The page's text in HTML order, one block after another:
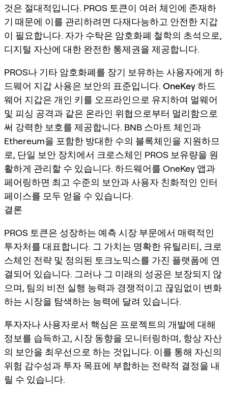
것은 절대적입니다. PROS 토큰이 여러 체인에 존재하
기 때문에 이를 관리하려면 다재다능하고 안전한 지갑
이 필요합니다. 자가 수탁은 암호화폐 철학의 초석으로,
디지털 자산에 대한 완전한 통제권을 제공합니다.
PROS나 기타 암호화폐를 장기 보유하는 사용자에게 하
드웨어 지갑 사용은 보안의 표준입니다. OneKey 하드
웨어 지갑은 개인 키를 오프라인으로 유지하여 멀웨어
및 피싱 공격과 같은 온라인 위협으로부터 멀리함으로
써 강력한 보호를 제공합니다. BNB 스마트 체인과
Ethereum을 포함한 방대한 수의 블록체인을 지원하므
로, 단일 보안 장치에서 크로스체인 PROS 보유량을 원
활하게 관리할 수 있습니다. 하드웨어를 OneKey 앱과
페어링하면 최고 수준의 보안과 사용자 친화적인 인터
페이스를 모두 얻을 수 있습니다.
결론
PROS 토큰은 성장하는 예측 시장 부문에서 매력적인
투자처를 대표합니다. 그 가치는 명확한 유틸리티, 크로
스체인 전략 및 정의된 토크노믹스를 가진 플랫폼에 연
결되어 있습니다. 그러나 그 미래의 성공은 보장되지 않
으며, 팀의 비전 실행 능력과 경쟁적이고 끊임없이 변화
하는 시장을 탐색하는 능력에 달려 있습니다.
투자자나 사용자로서 핵심은 프로젝트의 개발에 대해
정보를 습득하고, 시장 동향을 모니터링하며, 항상 자산
의 보안을 최우선으로 하는 것입니다. 이를 통해 자신의
위험 감수성과 투자 목표에 부합하는 전략적 결정을 내
릴 수 있습니다.